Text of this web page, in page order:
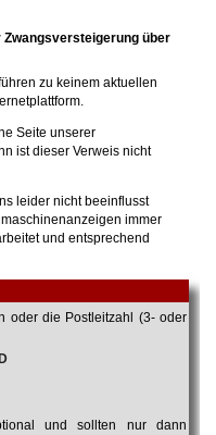
Zwangsversteigerung über
zu keinem aktuellen
Seite unserer
ist dieser Verweis nicht
leider nicht beeinflusst
immer
und entsprechend
oder die Postleitzahl (3- oder
und sollten nur dann